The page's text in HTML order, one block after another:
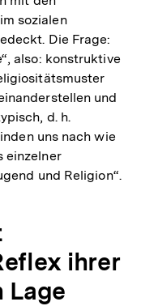
sozialen
Die Frage:
also: konstruktive
und
d. h.
uns nach wie
einzelner
und Religion“.
ihrer
Lage